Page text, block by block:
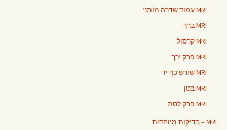
MRI עמוד שדרה מותני
MRI ברך
MRI קרסול
MRI פרק ירך
MRI שורש כף יד
MRI בטן
MRI פרק לסת
MRI – בדיקות מיוחדות